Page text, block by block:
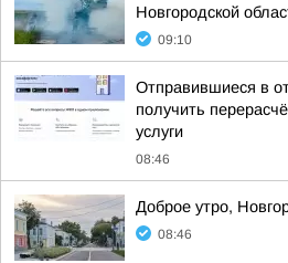
Новгородской
09:10
Отправившиеся в
получить
услуги
08:46
Доброе утро,
08:46